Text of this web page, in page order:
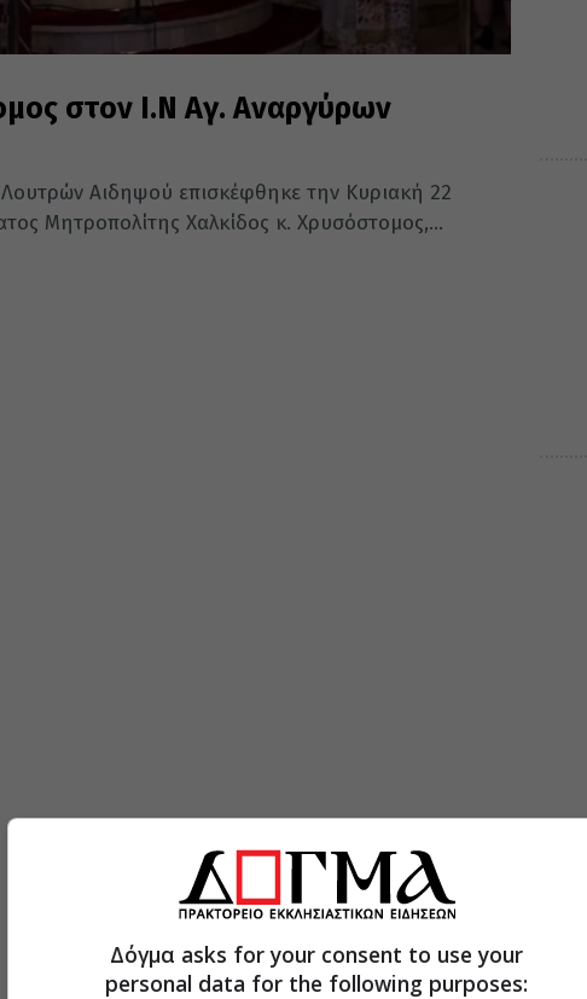
στον Ι.Ν Αγ. Αναργύρων
Αιδηψού επισκέφθηκε την Κυριακή 22
Μητροπολίτης Χαλκίδος κ. Χρυσόστομος,...
Δόγμα asks for your consent to use your
personal data for the following purposes: